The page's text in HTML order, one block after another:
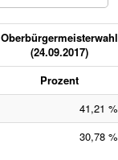
Oberbürgermeisterwahl
(24.09.2017)
Prozent
41,21 %
30,78 %